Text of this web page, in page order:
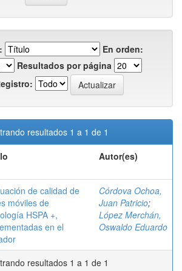
En orden:
Resultados por página
resultados 1 a 1 de 1
Autor(es)
de calidad de
móviles de
HSPA +,
en el
Córdova Ochoa,
Juan Patricio;
López Merchán,
Oswaldo Eduardo
resultados 1 a 1 de 1